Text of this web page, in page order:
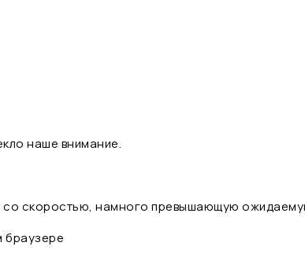
наше внимание.
со скоростью, намного превышающую
браузере